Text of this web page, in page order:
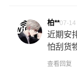
柏**07-14
近期安
怕刮货
查看回复